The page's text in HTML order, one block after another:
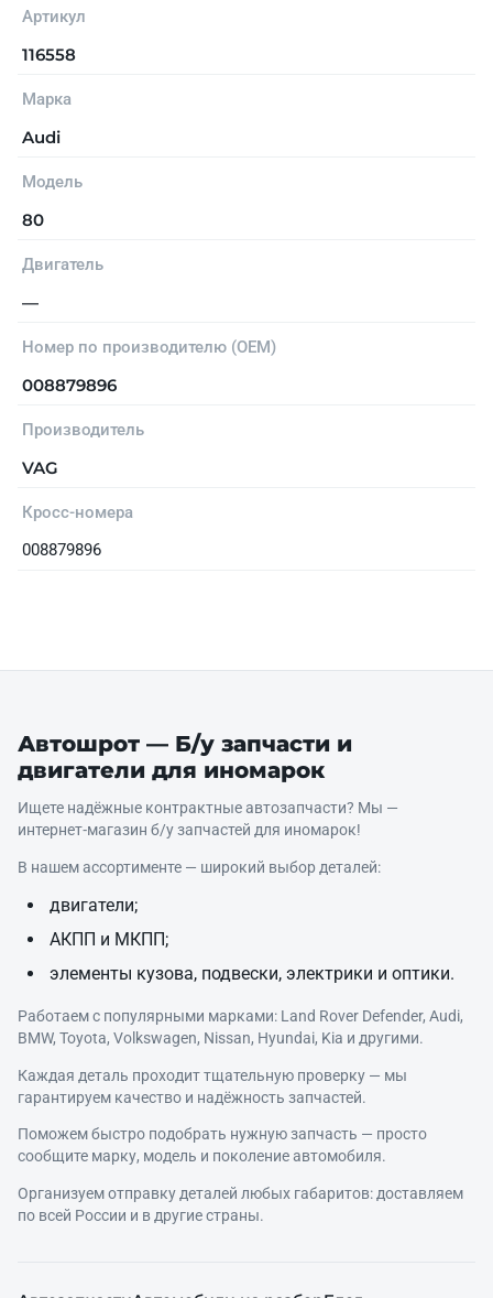
Артикул
116558
Марка
Audi
Модель
80
Двигатель
—
Номер по производителю (OEM)
008879896
Производитель
VAG
Кросс-номера
008879896
Автошрот — Б/у запчасти и
двигатели для иномарок
Ищете надёжные контрактные автозапчасти? Мы —
интернет‑магазин б/у запчастей для иномарок!
В нашем ассортименте — широкий выбор деталей:
двигатели;
АКПП и МКПП;
элементы кузова, подвески, электрики и оптики.
Работаем с популярными марками: Land Rover Defender, Audi,
BMW, Toyota, Volkswagen, Nissan, Hyundai, Kia и другими.
Каждая деталь проходит тщательную проверку — мы
гарантируем качество и надёжность запчастей.
Поможем быстро подобрать нужную запчасть — просто
сообщите марку, модель и поколение автомобиля.
Организуем отправку деталей любых габаритов: доставляем
по всей России и в другие страны.